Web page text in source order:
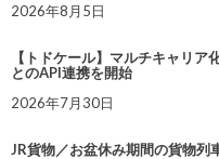
2026年8月5日
【トドケール】マルチキャリ
とのAPI連携を開始
2026年7月30日
JR貨物／お盆休み期間の貨物列